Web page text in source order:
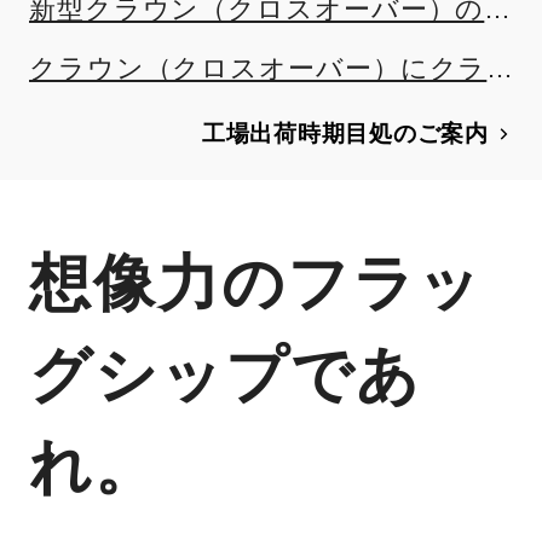
新型クラウン（クロスオーバー）の
クラウン（クロスオーバー）にクラ
工場出荷時期目処のご案内
想像力のフラッ
グシップであ
れ。